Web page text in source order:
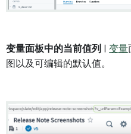
变量面板中的当前值列 变量
图以及可编辑的默认值。